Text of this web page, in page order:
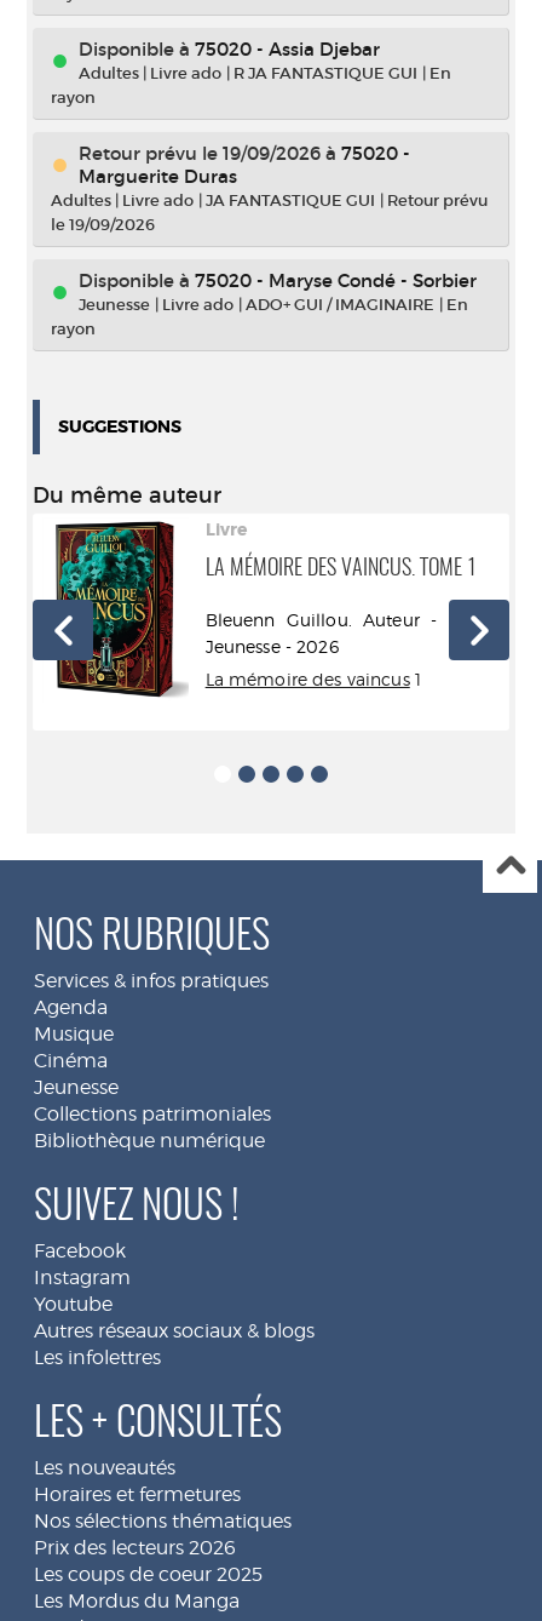
Disponible à 75020 - Assia Djebar
Adultes | Livre ado | R JA FANTASTIQUE GUI | En
rayon
Retour prévu le 19/09/2026 à 75020 -
Marguerite Duras
Adultes | Livre ado |JA FANTASTIQUE GUI | Retour prévu
le 19/09/2026
Disponible à 75020 - Maryse Condé - Sorbier
Jeunesse | Livre ado |ADO+ GUI / IMAGINAIRE | En
rayon
SUGGESTIONS
Du même auteur
Livre
LA MÉMOIRE DES VAINCUS. TOME 1
Bleuenn Guillou. Auteur - Didier
Jeunesse - 2026
La mémoire des vaincus1
NOS RUBRIQUES
Services & infos pratiques
Agenda
Musique
Cinéma
Jeunesse
Collections patrimoniales
Bibliothèque numérique
SUIVEZ NOUS !
Facebook
Instagram
Youtube
Autres réseaux sociaux & blogs
Les infolettres
LES + CONSULTÉS
Les nouveautés
Horaires et fermetures
Nos sélections thématiques
Prix des lecteurs 2026
Les coups de coeur 2025
Les Mordus du Manga